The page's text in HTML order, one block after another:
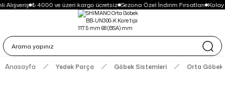
Alışveriş ₺ 4000 ve üzeri kargo ücretsiz Sezona Özel İndirim Fırsatları Kolay
Anasayfa Yedek Parça Göbek Sistemleri Orta Göbek